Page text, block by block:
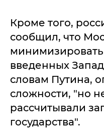
Кроме того,
сообщил, что
минимизировать
введенных
словам Путина,
сложности, "но
рассчитывали
государства".